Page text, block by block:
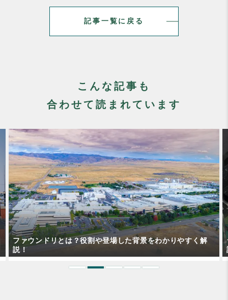
記事一覧に戻る
こんな記事も
合わせて読まれています
ラッチアップのメカニズムとは？試験や対策についても解
説！